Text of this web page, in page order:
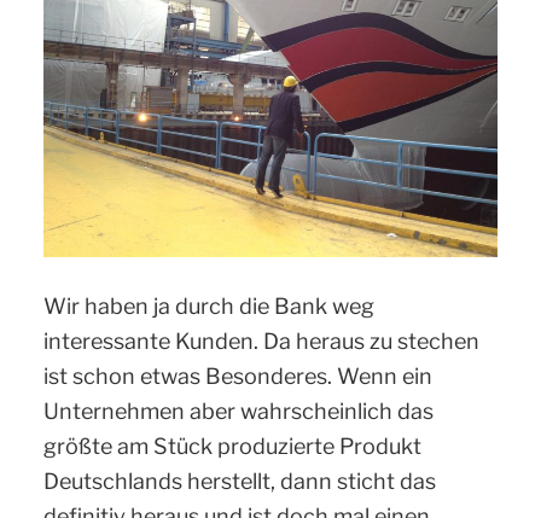
Wir haben ja durch die Bank weg
interessante Kunden. Da heraus zu stechen
ist schon etwas Besonderes. Wenn ein
Unternehmen aber wahrscheinlich das
größte am Stück produzierte Produkt
Deutschlands herstellt, dann sticht das